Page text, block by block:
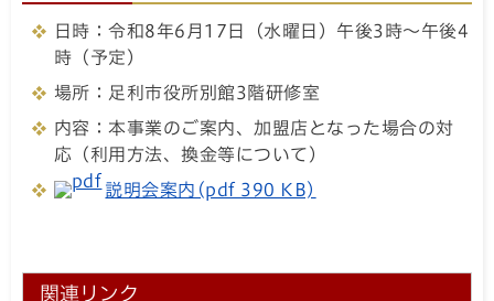
日時：令和8年6月17日（水曜日）午後3時～午後4
時（予定）
場所：足利市役所別館3階研修室
内容：本事業のご案内、加盟店となった場合の対
応（利用方法、換金等について）
説明会案内(pdf 390 KB)